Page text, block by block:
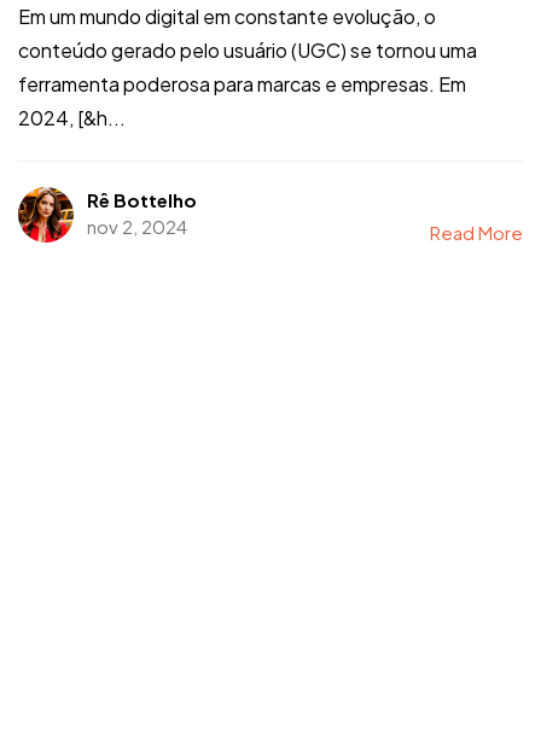
Em um mundo digital em constante evolução, o
conteúdo gerado pelo usuário (UGC) se tornou uma
ferramenta poderosa para marcas e empresas. Em
2024, [&h...
Rê Bottelho
nov 2, 2024
Read More